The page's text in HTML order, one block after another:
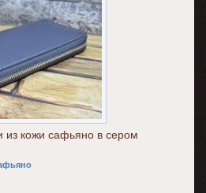
из кожи сафьяно в сером